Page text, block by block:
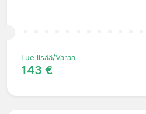
Lue lisää/Varaa
143 €